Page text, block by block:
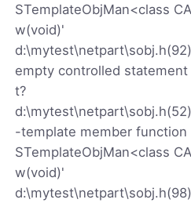
STemplateObjMan<class
w(void)'
empty controlled
t?
-template member function
STemplateObjMan<class
w(void)'